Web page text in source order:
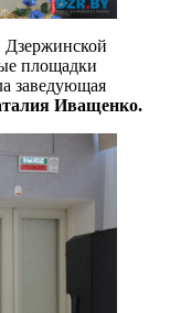
Дзержинской
площадки
заведующая
Иващенко.